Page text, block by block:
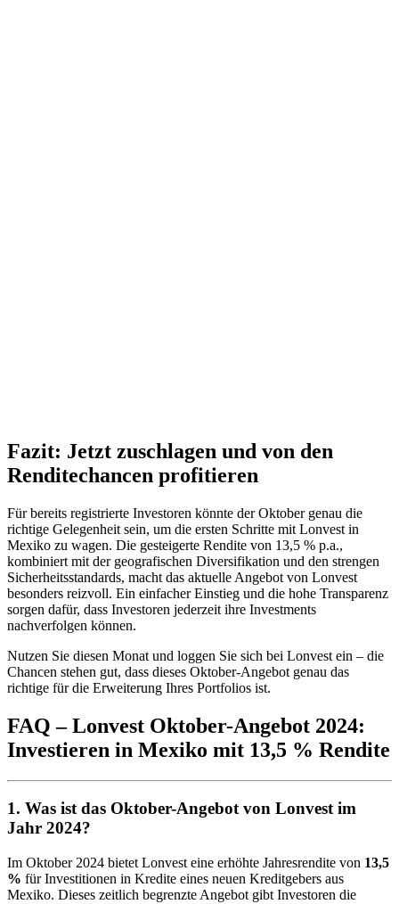
Fazit: Jetzt zuschlagen und von den
Renditechancen profitieren
Für bereits registrierte Investoren könnte der Oktober genau die
richtige Gelegenheit sein, um die ersten Schritte mit Lonvest in
Mexiko zu wagen. Die gesteigerte Rendite von 13,5 % p.a.,
kombiniert mit der geografischen Diversifikation und den strengen
Sicherheitsstandards, macht das aktuelle Angebot von Lonvest
besonders reizvoll. Ein einfacher Einstieg und die hohe Transparenz
sorgen dafür, dass Investoren jederzeit ihre Investments
nachverfolgen können.
Nutzen Sie diesen Monat und loggen Sie sich bei Lonvest ein – die
Chancen stehen gut, dass dieses Oktober-Angebot genau das
richtige für die Erweiterung Ihres Portfolios ist.
FAQ – Lonvest Oktober-Angebot 2024:
Investieren in Mexiko mit 13,5 % Rendite
1. Was ist das Oktober-Angebot von Lonvest im
Jahr 2024?
Im Oktober 2024 bietet Lonvest eine erhöhte Jahresrendite von 13,5
% für Investitionen in Kredite eines neuen Kreditgebers aus
Mexiko. Dieses zeitlich begrenzte Angebot gibt Investoren die